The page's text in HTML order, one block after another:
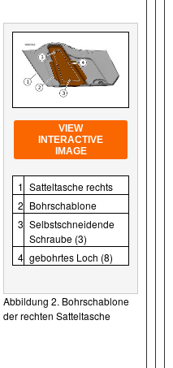
VIEW
INTERACTIVE
IMAGE
1 Satteltasche rechts
2 Bohrschablone
3 Selbstschneidende
Schraube (3)
4 gebohrtes Loch (8)
Abbildung 2. Bohrschablone
der rechten Satteltasche